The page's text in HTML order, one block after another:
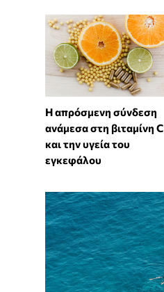
Η απρόσμενη σύνδεση
ανάμεσα στη βιταμίνη C
και την υγεία του
εγκεφάλου